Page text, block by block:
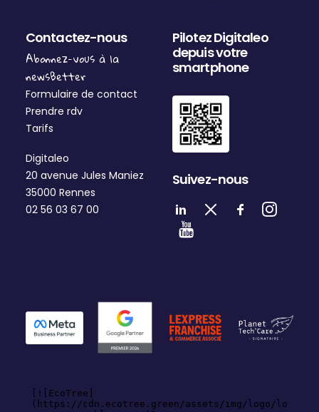
Contactez-nous
Abonnez-vous à la
newsBetter
Formulaire de contact
Prendre rdv
Tarifs
Digitaleo
20 avenue Jules Maniez
35000 Rennes
02 56 03 67 00
Pilotez Digitaleo
depuis votre
smartphone
Suivez-nous